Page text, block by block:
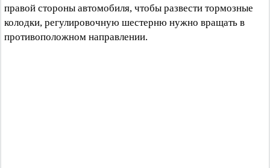
правой стороны автомобиля, чтобы развести тормозные
колодки, регулировочную шестерню нужно вращать в
противоположном направлении.